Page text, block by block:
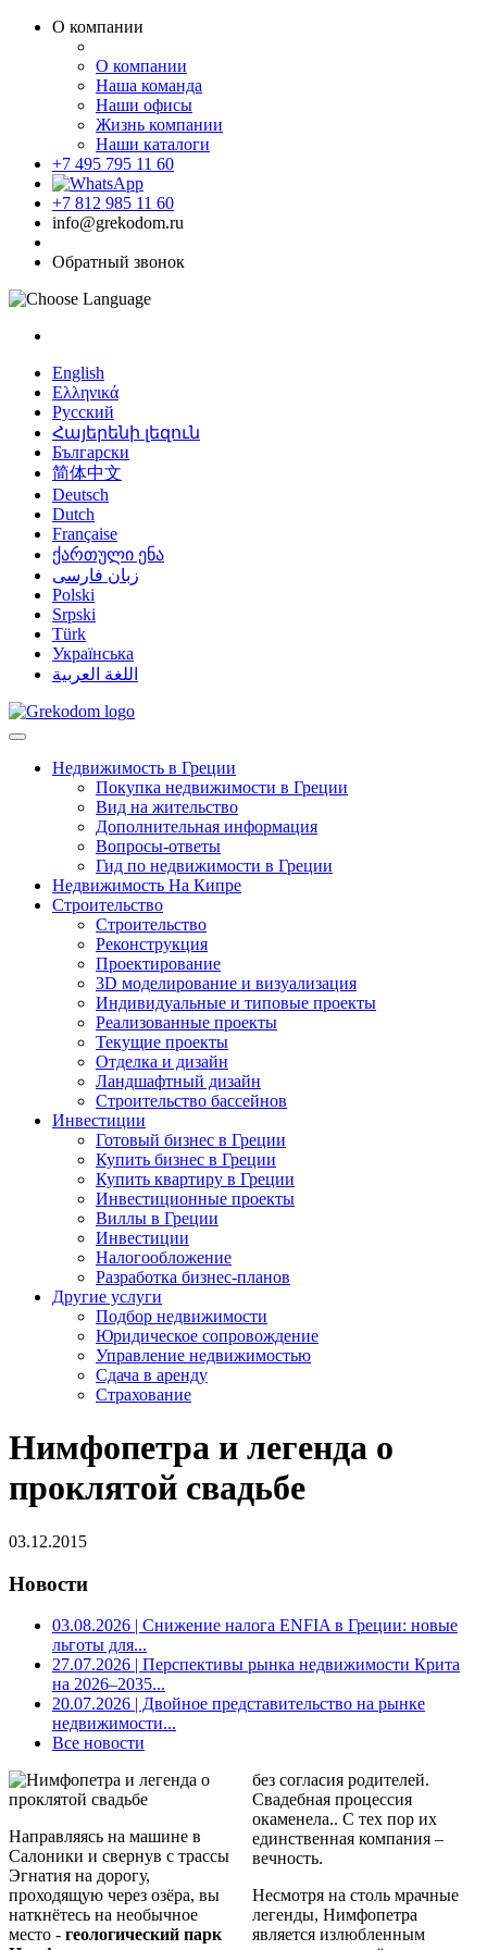
О компании
О компании
Наша команда
Наши офисы
Жизнь компании
Наши каталоги
+7 495 795 11 60
+7 812 985 11 60
info@grekodom.ru
Обратный звонок
English
Ελληνικά
Русский
Հայերենի լեզուն
Български
简体中文
Deutsch
Dutch
Française
ქართული ენა
زبان فارسی
Polski
Srpski
Türk
Українська
اللغة العربية
Недвижимость в Греции
Покупка недвижимости в Греции
Вид на жительство
Дополнительная информация
Вопросы-ответы
Гид по недвижимости в Греции
Недвижимость На Кипре
Строительство
Строительство
Реконструкция
Проектирование
3D моделирование и визуализация
Индивидуальные и типовые проекты
Реализованные проекты
Текущие проекты
Отделка и дизайн
Ландшафтный дизайн
Строительство бассейнов
Инвестиции
Готовый бизнес в Греции
Купить бизнес в Греции
Купить квартиру в Греции
Инвестиционные проекты
Виллы в Греции
Инвестиции
Налогообложение
Разработка бизнес-планов
Другие услуги
Подбор недвижимости
Юридическое сопровождение
Управление недвижимостью
Сдача в аренду
Страхование
Нимфопетра и легенда о
проклятой свадьбе
03.12.2015
Новости
03.08.2026 | Снижение налога ENFIA в Греции: новые
льготы для...
27.07.2026 | Перспективы рынка недвижимости Крита
на 2026–2035...
20.07.2026 | Двойное представительство на рынке
недвижимости...
Все новости
Направляясь на машине в
Салоники и свернув с трассы
Эгнатия на дорогу,
проходящую через озёра, вы
наткнётесь на необычное
место - геологический парк
без согласия родителей.
Свадебная процессия
окаменела.. С тех пор их
единственная компания –
вечность.
Несмотря на столь мрачные
легенды, Нимфопетра
является излюбленным